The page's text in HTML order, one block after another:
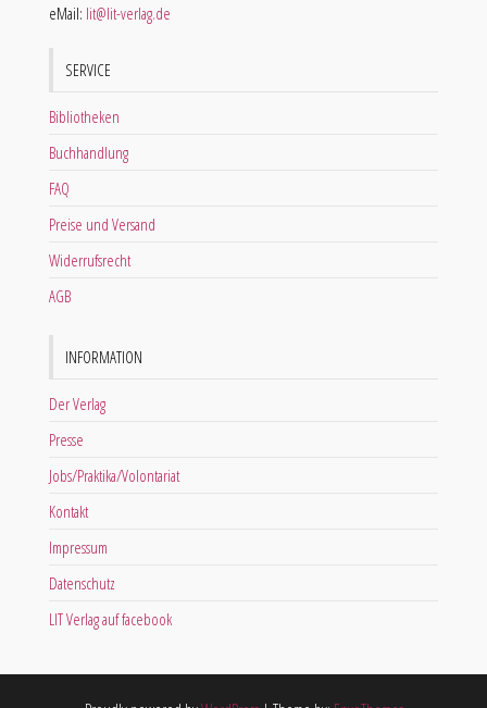
eMail: lit@lit-verlag.de
SERVICE
Bibliotheken
Buchhandlung
FAQ
Preise und Versand
Widerrufsrecht
AGB
INFORMATION
Der Verlag
Presse
Jobs/Praktika/Volontariat
Kontakt
Impressum
Datenschutz
LIT Verlag auf facebook